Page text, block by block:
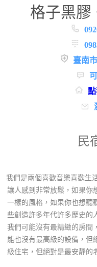
格子黑膠
臺南
民
我們是兩個喜歡音樂喜歡生
讓人感到非常放鬆，如果你
一樣的風格，如果你也想聽
些創造許多年代許多歷史的
我們可能沒有最精緻的房間
能也沒有最高級的設備，但
級住宅，但絕對是最安靜的